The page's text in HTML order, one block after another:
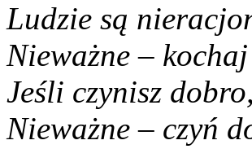
Ludzie są
Nieważne –
Jeśli czynisz
Nieważne – czyń